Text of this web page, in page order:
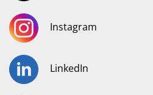
Instagram
LinkedIn